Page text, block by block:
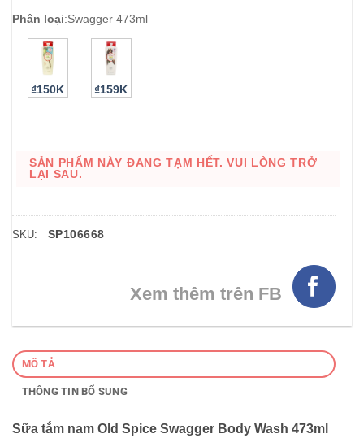
Phân loại:Swagger 473ml
₫150K ₫159K
SẢN PHẨM NÀY ĐANG TẠM HẾT. VUI LÒNG TRỞ
LẠI SAU.
SKU: SP106668
Xem thêm trên FB
MÔ TẢ
THÔNG TIN BỔ SUNG
Sữa tắm nam Old Spice Swagger Body Wash 473ml